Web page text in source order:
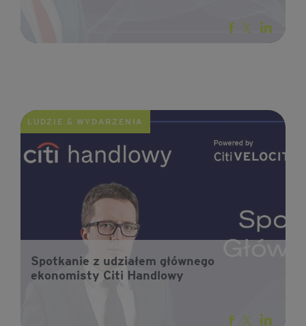
LUDZIE & WYDARZENIA
Spotkanie z udziałem głównego
ekonomisty Citi Handlowy